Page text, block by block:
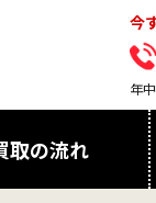
今
年
取の流れ